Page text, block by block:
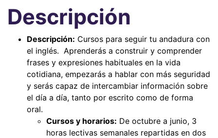
Descripción
Descripción: Cursos para seguir tu andadura con
el inglés. Aprenderás a construir y comprender
frases y expresiones habituales en la vida
cotidiana, empezarás a hablar con más seguridad
y serás capaz de intercambiar información sobre
el día a día, tanto por escrito como de forma
oral.
Cursos y horarios: De octubre a junio, 3
horas lectivas semanales repartidas en dos